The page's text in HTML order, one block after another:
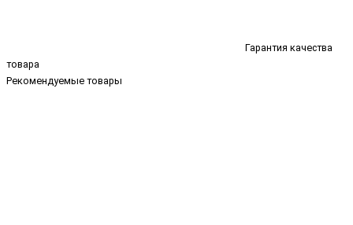
Гарантия качества
товара
Рекомендуемые товары